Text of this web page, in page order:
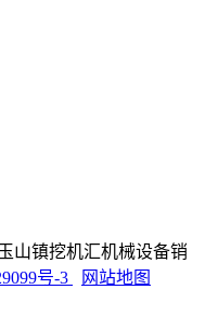
山镇挖机汇机械设备销
号-3 网站地图